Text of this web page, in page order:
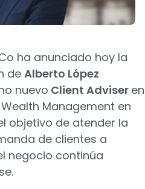
ha anunciado hoy la
de Alberto López
nuevo Client Adviser en
Management en
objetivo de atender la
de clientes a
negocio continúa